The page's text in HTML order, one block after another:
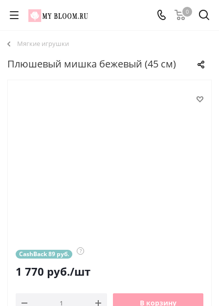
0
Мягкие игрушки
Плюшевый мишка бежевый (45 см)
CashBack 89 руб. ?
1 770 руб./шт
В корзину